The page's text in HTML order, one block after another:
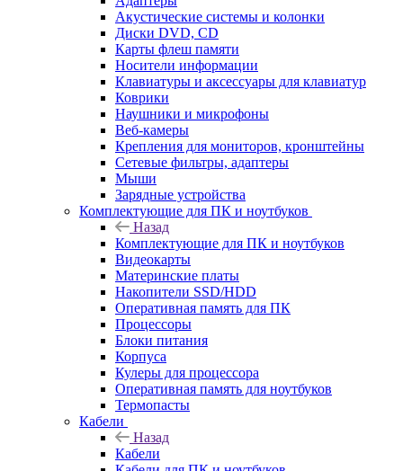
Акустические системы и колонки
Диски DVD, CD
Карты флеш памяти
Носители информации
Клавиатуры и аксессуары для клавиатур
Коврики
Наушники и микрофоны
Веб-камеры
Крепления для мониторов, кронштейны
Сетевые фильтры, адаптеры
Мыши
Зарядные устройства
Комплектующие для ПК и ноутбуков
Назад
Комплектующие для ПК и ноутбуков
Видеокарты
Материнские платы
Накопители SSD/HDD
Оперативная память для ПК
Процессоры
Блоки питания
Корпуса
Кулеры для процессора
Оперативная память для ноутбуков
Термопасты
Кабели
Назад
Кабели